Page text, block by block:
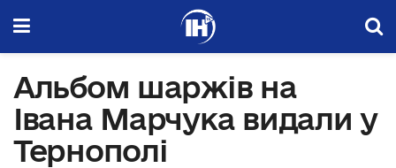
Альбом шаржів на
Івана Марчука видали у
Тернополі